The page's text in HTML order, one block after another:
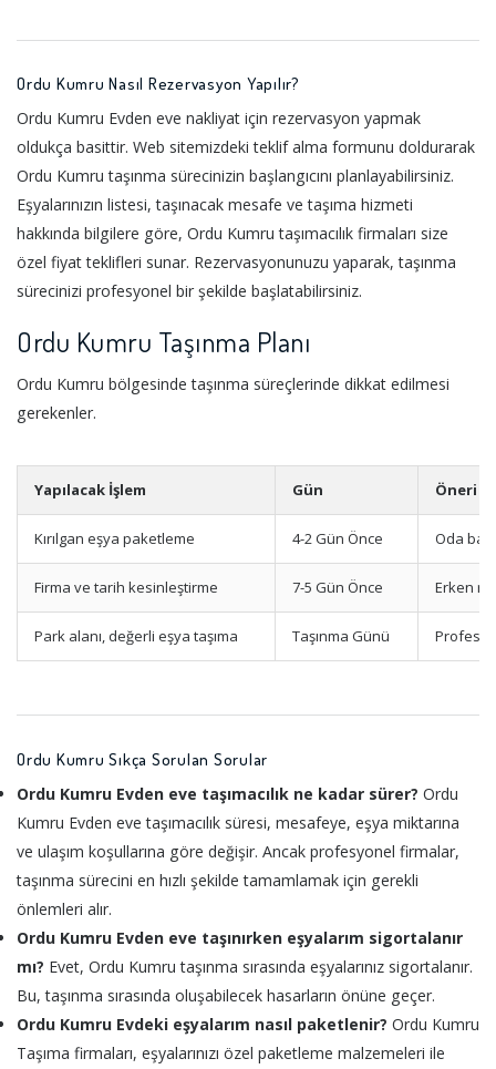
Ordu Kumru Nasıl Rezervasyon Yapılır?
Ordu Kumru Evden eve nakliyat için rezervasyon yapmak
oldukça basittir. Web sitemizdeki teklif alma formunu doldurarak
Ordu Kumru taşınma sürecinizin başlangıcını planlayabilirsiniz.
Eşyalarınızın listesi, taşınacak mesafe ve taşıma hizmeti
hakkında bilgilere göre, Ordu Kumru taşımacılık firmaları size
özel fiyat teklifleri sunar. Rezervasyonunuzu yaparak, taşınma
sürecinizi profesyonel bir şekilde başlatabilirsiniz.
Ordu Kumru Taşınma Planı
Ordu Kumru bölgesinde taşınma süreçlerinde dikkat edilmesi
gerekenler.
Yapılacak İşlem Gün Öneri
Kırılgan eşya paketleme 4-2 Gün Önce Oda
Firma ve tarih kesinleştirme 7-5 Gün Önce Erken
Park alanı, değerli eşya taşıma Taşınma Günü
Ordu Kumru Sıkça Sorulan Sorular
Ordu Kumru Evden eve taşımacılık ne kadar sürer? Ordu
Kumru Evden eve taşımacılık süresi, mesafeye, eşya miktarına
ve ulaşım koşullarına göre değişir. Ancak profesyonel firmalar,
taşınma sürecini en hızlı şekilde tamamlamak için gerekli
önlemleri alır.
Ordu Kumru Evden eve taşınırken eşyalarım sigortalanır
mı? Evet, Ordu Kumru taşınma sırasında eşyalarınız sigortalanır.
Bu, taşınma sırasında oluşabilecek hasarların önüne geçer.
Ordu Kumru Evdeki eşyalarım nasıl paketlenir? Ordu Kumru
Taşıma firmaları, eşyalarınızı özel paketleme malzemeleri ile